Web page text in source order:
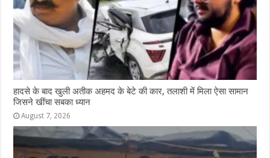
हादसे के बाद खुली अतीक अहमद के बेटे की कार, तलाशी में मिला ऐसा सामान
जिसने खींचा सबका ध्यान
August 7, 2026